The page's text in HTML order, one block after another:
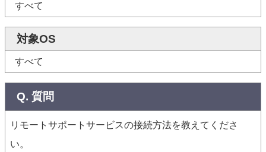
すべて
対象OS
すべて
Q. 質問
リモートサポートサービスの接続方法を教えてくださ
い。